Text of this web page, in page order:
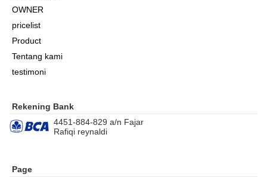
OWNER
pricelist
Product
Tentang kami
testimoni
Rekening Bank
4451-884-829 a/n Fajar
Rafiqi reynaldi
Page